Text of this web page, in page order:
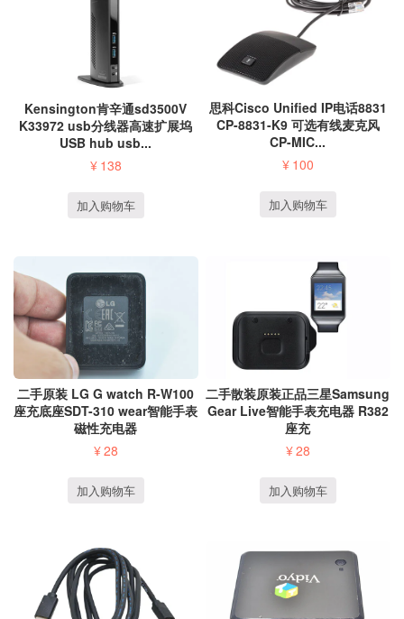
Kensington肯辛通sd3500V
K33972 usb分线器高速扩展坞
USB hub usb...
¥ 138
加入购物车
思科Cisco Unified IP电话8831
CP-8831-K9 可选有线麦克风
CP-MIC...
¥ 100
加入购物车
二手原装 LG G watch R-W100
座充底座SDT-310 wear智能手表
磁性充电器
¥28
加入购物车
二手散装原装正品三星Samsung
Gear Live智能手表充电器 R382
座充
¥28
加入购物车